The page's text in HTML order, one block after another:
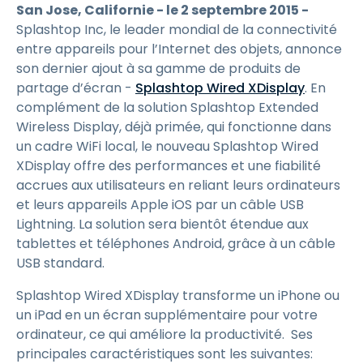
San Jose, Californie - le 2 septembre 2015 -
Splashtop Inc, le leader mondial de la connectivité
entre appareils pour l’Internet des objets, annonce
son dernier ajout à sa gamme de produits de
partage d’écran - Splashtop Wired XDisplay. En
complément de la solution Splashtop Extended
Wireless Display, déjà primée, qui fonctionne dans
un cadre WiFi local, le nouveau Splashtop Wired
XDisplay offre des performances et une fiabilité
accrues aux utilisateurs en reliant leurs ordinateurs
et leurs appareils Apple iOS par un câble USB
Lightning. La solution sera bientôt étendue aux
tablettes et téléphones Android, grâce à un câble
USB standard.
Splashtop Wired XDisplay transforme un iPhone ou
un iPad en un écran supplémentaire pour votre
ordinateur, ce qui améliore la productivité. Ses
principales caractéristiques sont les suivantes: